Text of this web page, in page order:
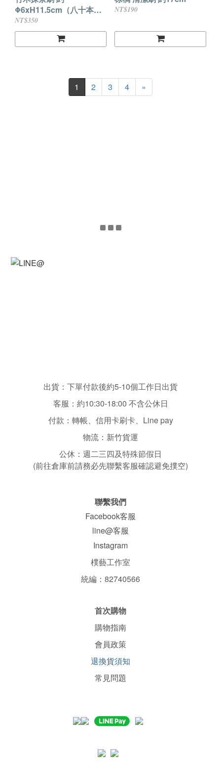
Φ6xH11.5cm（八十本
立）
NT$350
NT$190
1 2 3 4 »
出貨：下單付款後約5-10個工作日出貨
客服： 約10:30-18:00 不含公休日
付款：轉帳、信用卡刷卡、Line pay
物流：新竹貨運
公休： 週二三四及特殊節假日
(前往倉庫前請務必先聯繫客服確認避免撲空)
聯繫我們
Facebook客服
line@客服
Instagram
樸藝工作室
統編：82740566
首次購物
購物指南
會員政策
退換貨須知
常見問題